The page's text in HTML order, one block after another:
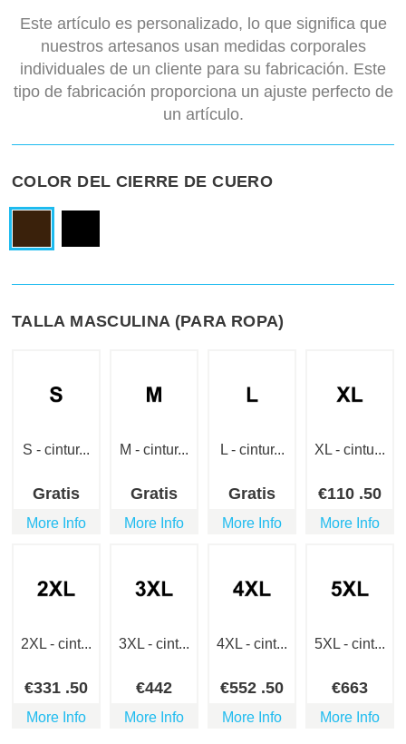
Este artículo es personalizado, lo que significa que
nuestros artesanos usan medidas corporales
individuales de un cliente para su fabricación. Este
tipo de fabricación proporciona un ajuste perfecto de
un artículo.
COLOR DEL CIERRE DE CUERO
TALLA MASCULINA (PARA ROPA)
S - cintur...
Gratis
More Info
M - cintur...
Gratis
More Info
L - cintur...
Gratis
More Info
XL - cintu...
€110 .50
More Info
2XL - cint...
€331 .50
More Info
3XL - cint...
€442
More Info
4XL - cint...
€552 .50
More Info
5XL - cint...
€663
More Info